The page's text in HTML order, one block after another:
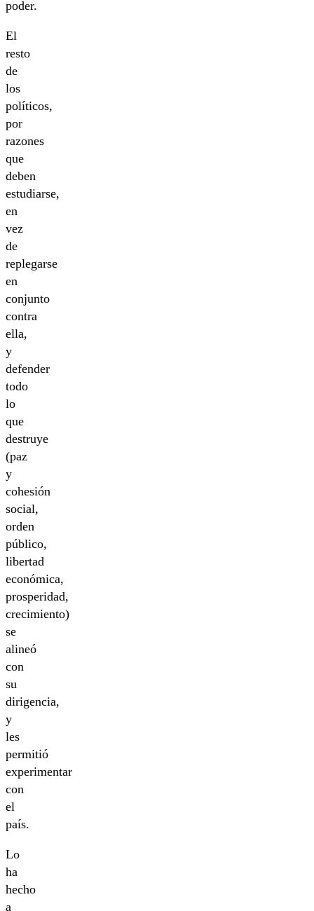
poder.
El
resto
de
los
políticos,
por
razones
que
deben
estudiarse,
en
vez
de
replegarse
en
conjunto
contra
ella,
y
defender
todo
lo
que
destruye
(paz
y
cohesión
social,
orden
público,
libertad
económica,
prosperidad,
crecimiento)
se
alineó
con
su
dirigencia,
y
les
permitió
experimentar
con
el
país.
Lo
ha
hecho
a